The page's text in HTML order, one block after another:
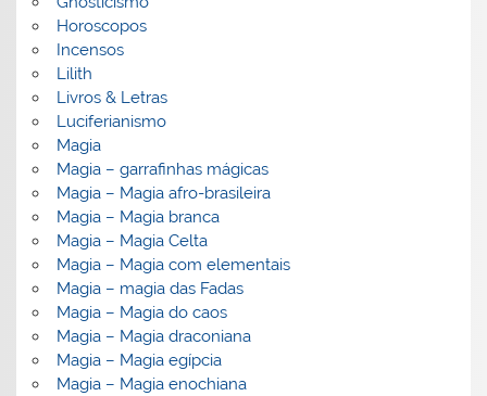
Horoscopos
Incensos
Lilith
Livros & Letras
Luciferianismo
Magia
Magia – garrafinhas mágicas
Magia – Magia afro-brasileira
Magia – Magia branca
Magia – Magia Celta
Magia – Magia com elementais
Magia – magia das Fadas
Magia – Magia do caos
Magia – Magia draconiana
Magia – Magia egípcia
Magia – Magia enochiana